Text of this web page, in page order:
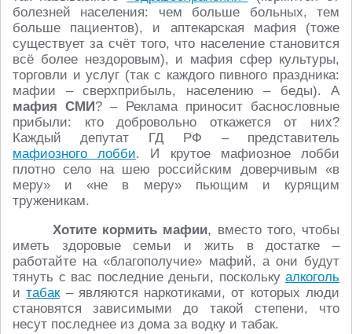
болезней населения: чем больше больных, тем
больше пациентов), и аптекарская мафия (тоже
существует за счёт того, что население становится
всё более нездоровым), и мафия сфер культуры,
торговли и услуг (так с каждого пивного праздника:
мафии – сверхприбыль, населению – беды). А
мафия СМИ ? – Реклама приносит баснословные
прибыли: кто добровольно откажется от них?
Каждый депутат ГД РФ – представитель
мафиозного лобби. И крутое мафиозное лобби
плотно село на шею российским доверчивым «в
меру» и «не в меру» пьющим и курящим
труженикам.
Хотите кормить мафии, вместо того, чтобы
иметь здоровые семьи и жить в достатке –
работайте на «благополучие» мафий, а они будут
тянуть с вас последние деньги, поскольку алкоголь
итабак– являются наркотиками, от которых люди
становятся зависимыми до такой степени, что
несут последнее из дома за водку и табак.